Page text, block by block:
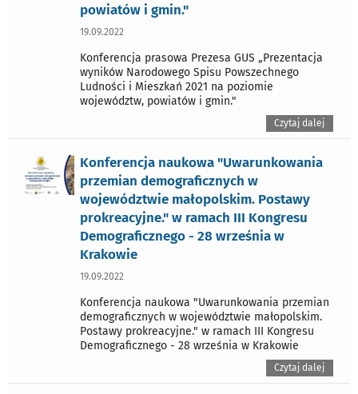
powiatów i gmin."
19.09.2022
Konferencja prasowa Prezesa GUS „Prezentacja
wyników Narodowego Spisu Powszechnego
Ludności i Mieszkań 2021 na poziomie
województw, powiatów i gmin."
Czytaj dalej
Konferencja naukowa "Uwarunkowania
przemian demograficznych w
województwie małopolskim. Postawy
prokreacyjne." w ramach III Kongresu
Demograficznego - 28 września w
Krakowie
19.09.2022
Konferencja naukowa "Uwarunkowania przemian
demograficznych w województwie małopolskim.
Postawy prokreacyjne." w ramach III Kongresu
Demograficznego - 28 września w Krakowie
Czytaj dalej